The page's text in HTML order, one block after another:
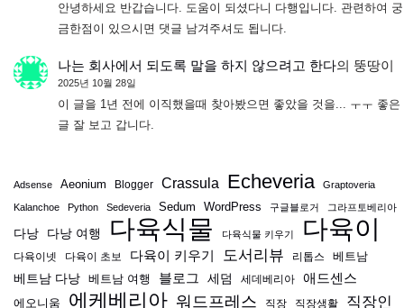
안녕하세요 반갑습니다. 도움이 되셨다니 다행입니다. 관련하여 궁
금한점이 있으시면 댓글 남겨주셔도 됩니다.
나는 회사에서 되도록 말을 하지 않으려고 한다의 뚱땅이
2025년 10월 28일
이 글을 1년 전에 이직했을때 찾아봤으면 좋았을 것을... ㅜㅜ 좋은
글 잘 보고 갑니다.
Adsense Aeonium Blogger Crassula Echeveria Graptoveria
Kalanchoe Python Sedeveria Sedum WordPress 구글블로거 그라프토베리아
다낭 다낭 여행 다육식물 다육식물 키우기 다육이
다육이넷 다육이 초보 다육이 키우기 도서리뷰 리톱스
베트남
베트남 다낭 베트남 여행 블로그 세덤 세데베리아 애드센스
에오니움 에케베리아 워드프레스 직장 직장생활 직장인